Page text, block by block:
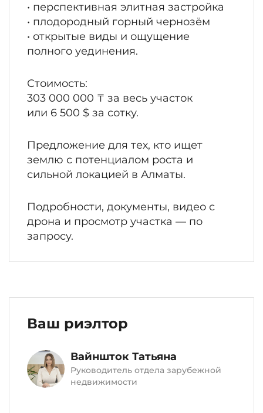
• перспективная элитная застройка
• плодородный горный чернозём
• открытые виды и ощущение
полного уединения.
Стоимость:
303 000 000 ₸ за весь участок
или 6 500 $ за сотку.
Предложение для тех, кто ищет
землю с потенциалом роста и
сильной локацией в Алматы.
Подробности, документы, видео с
дрона и просмотр участка — по
запросу.
Ваш риэлтор
Вайншток Татьяна
Руководитель отдела зарубежной
недвижимости